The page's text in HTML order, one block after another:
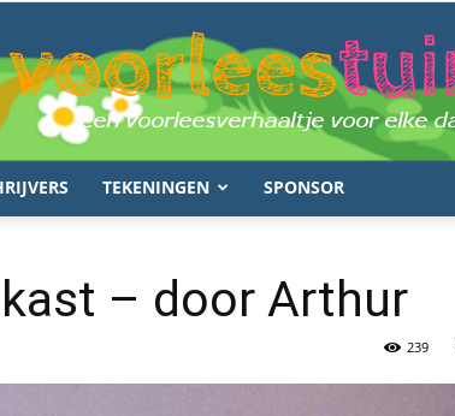
voorleestuin.be
TEKENINGEN SPONSOR
– door Arthur
239